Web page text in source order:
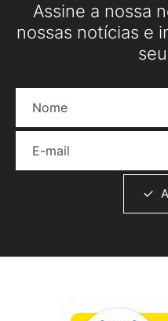
Assine a nossa
nossas notícias e